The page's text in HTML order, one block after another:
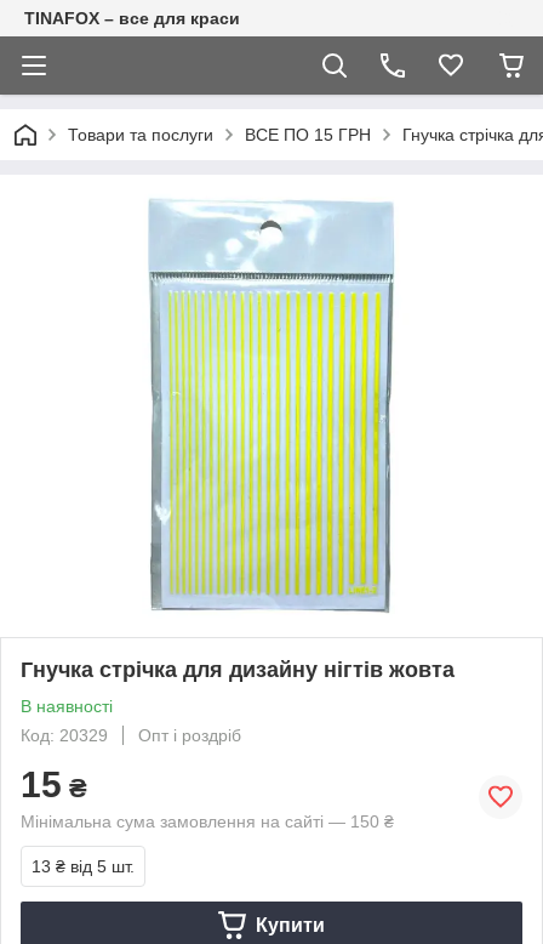
TINAFOX – все для краси
Товари та послуги ВСЕ ПО 15 ГРН Гнучка стрічка
Гнучка стрічка для дизайну нігтів жовта
В наявності
Код: 20329
Опт і роздріб
15 ₴
Мінімальна сума замовлення на сайті — 150 ₴
13 ₴ від 5 шт.
Купити